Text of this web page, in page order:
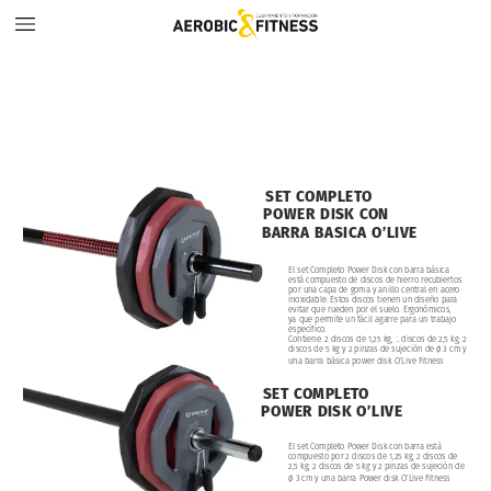
SET COMPLETO
POWER DISK CON
BARRA BASICA O’LIVE
SET COMPLETO
POWER DISK O’LIVE
El set Completo Power Disk con barra básica
está compuesto de discos de hierro recubiertos
por una capa de goma y anillo central en acero
inoxidable. Estos discos tienen un diseño para
evitar que rueden por el suelo. Ergonómicos,
ya que permite un fácil agarre para un trabajo
específico.
Contiene: 2 discos de 1,25 kg, 2 discos de 2,5 kg, 2
discos de 5 kg y 2 pinzas de sujeción de ø 3 cm y
una barra básica power disk O’Live Fitness
El set Completo Power Disk con barra está
compuesto por 2 discos de 1,25 kg, 2 discos de
2,5 kg, 2 discos de 5 kg y 2 pinzas de sujeción de
ø 3 cm y una barra Power disk O’Live Fitness